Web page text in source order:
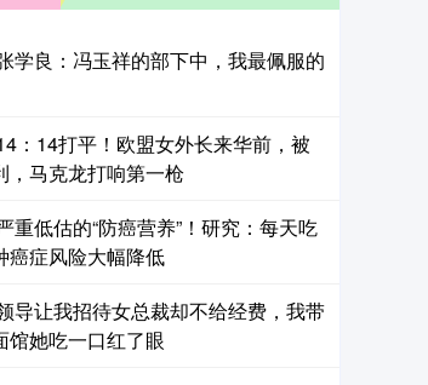
学良：冯玉祥的部下中，我最佩服的
：14打平！欧盟女外长来华前，被
，马克龙打响第一枪
重低估的“防癌营养”！研究：每天吃
癌症风险大幅降低
导让我招待女总裁却不给经费，我带
馆她吃一口红了眼